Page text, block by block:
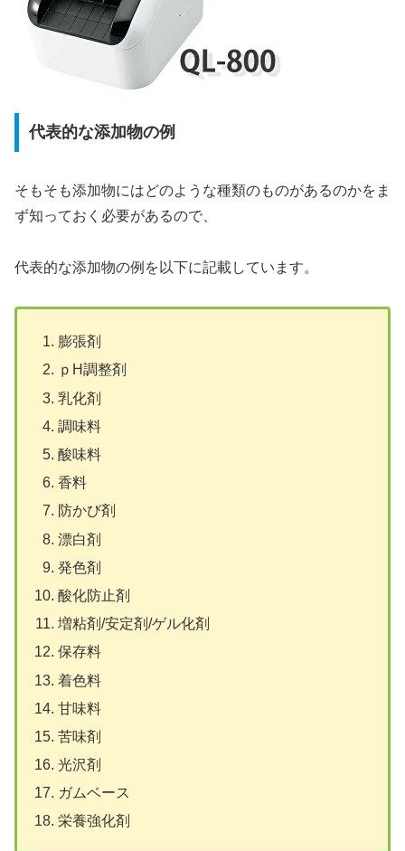
代表的な添加物の例
そもそも添加物にはどのような種類のものがあるのかをま
ず知っておく必要があるので、
代表的な添加物の例を以下に記載しています。
膨張剤
ｐH調整剤
乳化剤
調味料
酸味料
香料
防かび剤
漂白剤
発色剤
酸化防止剤
増粘剤/安定剤/ゲル化剤
保存料
着色料
甘味料
苦味剤
光沢剤
ガムベース
栄養強化剤